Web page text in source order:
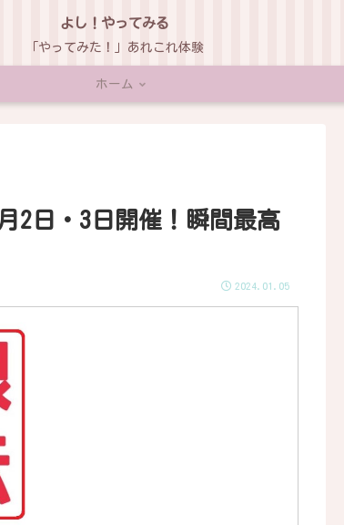
よし！やってみる
「やってみた！」あれこれ体験
ホーム
2日・3日開催！瞬間最高
2024.01.05